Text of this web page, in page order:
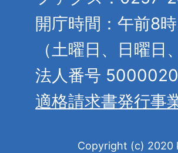
開庁時間：午前8
（土曜日、日曜
法人番号
適格請求書発行事
Copyright (c) 2020